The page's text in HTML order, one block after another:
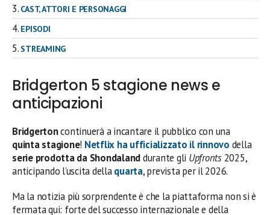
CAST, ATTORI E PERSONAGGI
EPISODI
STREAMING
Bridgerton 5 stagione news e
anticipazioni
Bridgertoncontinuerà a incantare il pubblico con una
quinta stagione! Netflix ha ufficializzato il rinnovo della
serie prodotta da Shondalanddurante gli Upfronts2025,
anticipando l’uscita dellaquarta, prevista per il 2026.
Ma la notizia più sorprendente è che la piattaforma non si è
fermata qui: forte del successo internazionale e della